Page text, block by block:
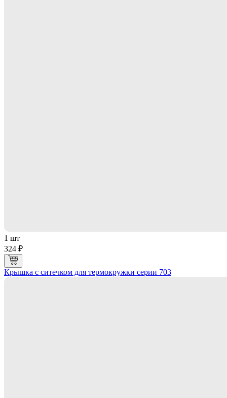
1 шт
324 ₽
Крышка с ситечком для термокружки серии 703